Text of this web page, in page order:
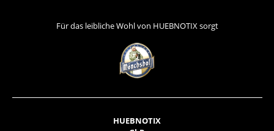
Für das leibliche Wohl von HUEBNOTIX sorgt
HUEBNOTIX